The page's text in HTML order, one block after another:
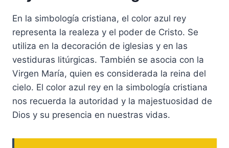
En la simbología cristiana, el color azul rey
representa la realeza y el poder de Cristo. Se
utiliza en la decoración de iglesias y en las
vestiduras litúrgicas. También se asocia con la
Virgen María, quien es considerada la reina del
cielo. El color azul rey en la simbología cristiana
nos recuerda la autoridad y la majestuosidad de
Dios y su presencia en nuestras vidas.